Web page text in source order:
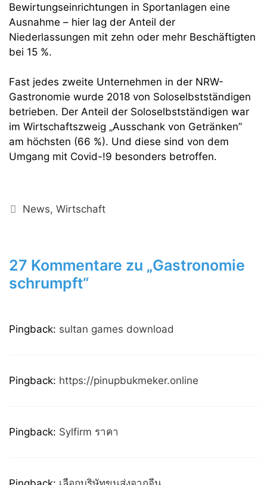
Bewirtungseinrichtungen in Sportanlagen eine
Ausnahme – hier lag der Anteil der
Niederlassungen mit zehn oder mehr Beschäftigten
bei 15 %.
Fast jedes zweite Unternehmen in der NRW-
Gastronomie wurde 2018 von Soloselbstständigen
betrieben. Der Anteil der Soloselbstständigen war
im Wirtschaftszweig „Ausschank von Getränken”
am höchsten (66 %). Und diese sind von dem
Umgang mit Covid-!9 besonders betroffen.
Kategorien
News,Wirtschaft
27 Kommentare zu „Gastronomie
schrumpft“
Pingback: sultan games download
Pingback: https://pinupbukmeker.online
Pingback: Sylfirm ราคา